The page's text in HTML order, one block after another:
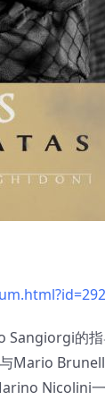
的
Mario
Nicolini